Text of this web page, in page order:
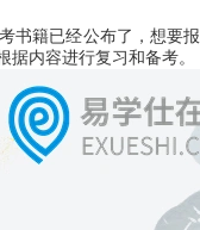
书籍已经公布了，想要
据内容进行复习和备考。